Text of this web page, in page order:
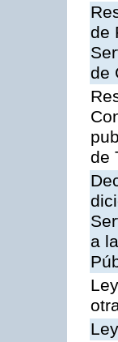
de
de
de
a